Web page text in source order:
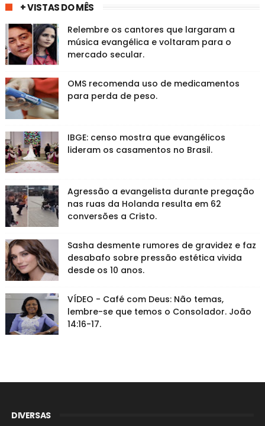
+ VISTAS DO MÊS
Relembre os cantores que largaram a
música evangélica e voltaram para o
mercado secular.
OMS recomenda uso de medicamentos
para perda de peso.
IBGE: censo mostra que evangélicos
lideram os casamentos no Brasil.
Agressão a evangelista durante pregação
nas ruas da Holanda resulta em 62
conversões a Cristo.
Sasha desmente rumores de gravidez e faz
desabafo sobre pressão estética vivida
desde os 10 anos.
VÍDEO - Café com Deus: Não temas,
lembre-se que temos o Consolador. João
14:16-17.
DIVERSAS